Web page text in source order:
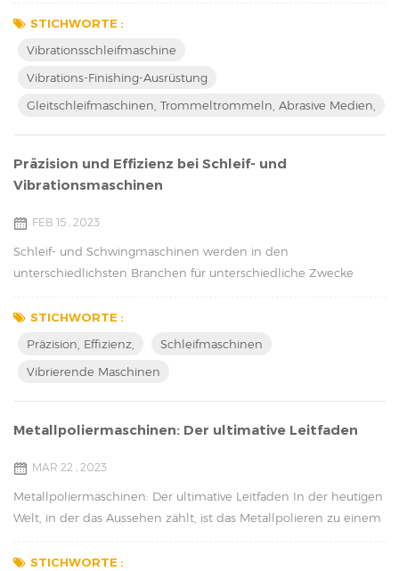
Gießereiindustrie zum Polieren und Finishen von Gussteilen
eingesetzt. Beim Vibrationsfinish werden hochfrequente
glätten und zu polieren, während die Trommelausrüstung eine
Taumelbewegung ve...
STICHWORTE :
Vibrationsschleifmaschine
Vibrations-Finishing-Ausrüstung
Gleitschleifmaschinen, Trommeltrommeln, Abrasive Medien,
Präzision und Effizienz bei Schleif- und
Vibrationsmaschinen
FEB 15 , 2023
Schleif- und Schwingmaschinen werden in den
unterschiedlichsten Branchen für unterschiedliche Zwecke
Techniken und Technologien, um den gewünschten Effekt zu
erzielen. In diesem Artikel werden wir untersuchen, wie diese
verwendet werden können. Schleifmaschinen Schleifmaschinen
sind dafür ausgele...
STICHWORTE :
Präzision, Effizienz,
Schleifmaschinen
Vibrierende Maschinen
Metallpoliermaschinen: Der ultimative Leitfaden
MAR 22 , 2023
Metallpoliermaschinen: Der ultimative Leitfaden In der heutigen
Welt, in der das Aussehen zählt, ist das Metallpolieren zu einem
bis zur Luft- und Raumfahrt wird Metallpolieren verwendet, um
STICHWORTE :